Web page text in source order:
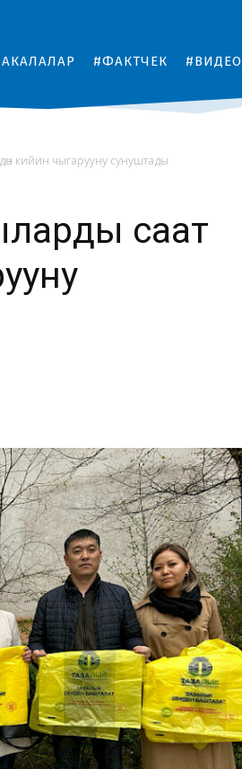
#ФАКТЧЕК #ВИДЕО
кийин чыгарууну сунуштады
саат